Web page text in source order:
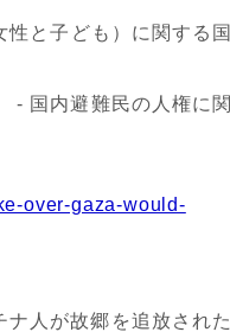
性と子ども）に関する国
- 国内避難民の人権に関
over-gaza-would-
ナ人が故郷を追放された